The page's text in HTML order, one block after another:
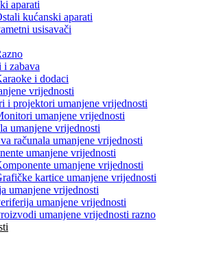
aparati
kućanski aparati
usisavači
i zabava
i dodaci
vrijednosti
i projektori umanjene vrijednosti
umanjene vrijednosti
umanjene vrijednosti
računala umanjene vrijednosti
umanjene vrijednosti
umanjene vrijednosti
kartice umanjene vrijednosti
umanjene vrijednosti
umanjene vrijednosti
umanjene vrijednosti razno